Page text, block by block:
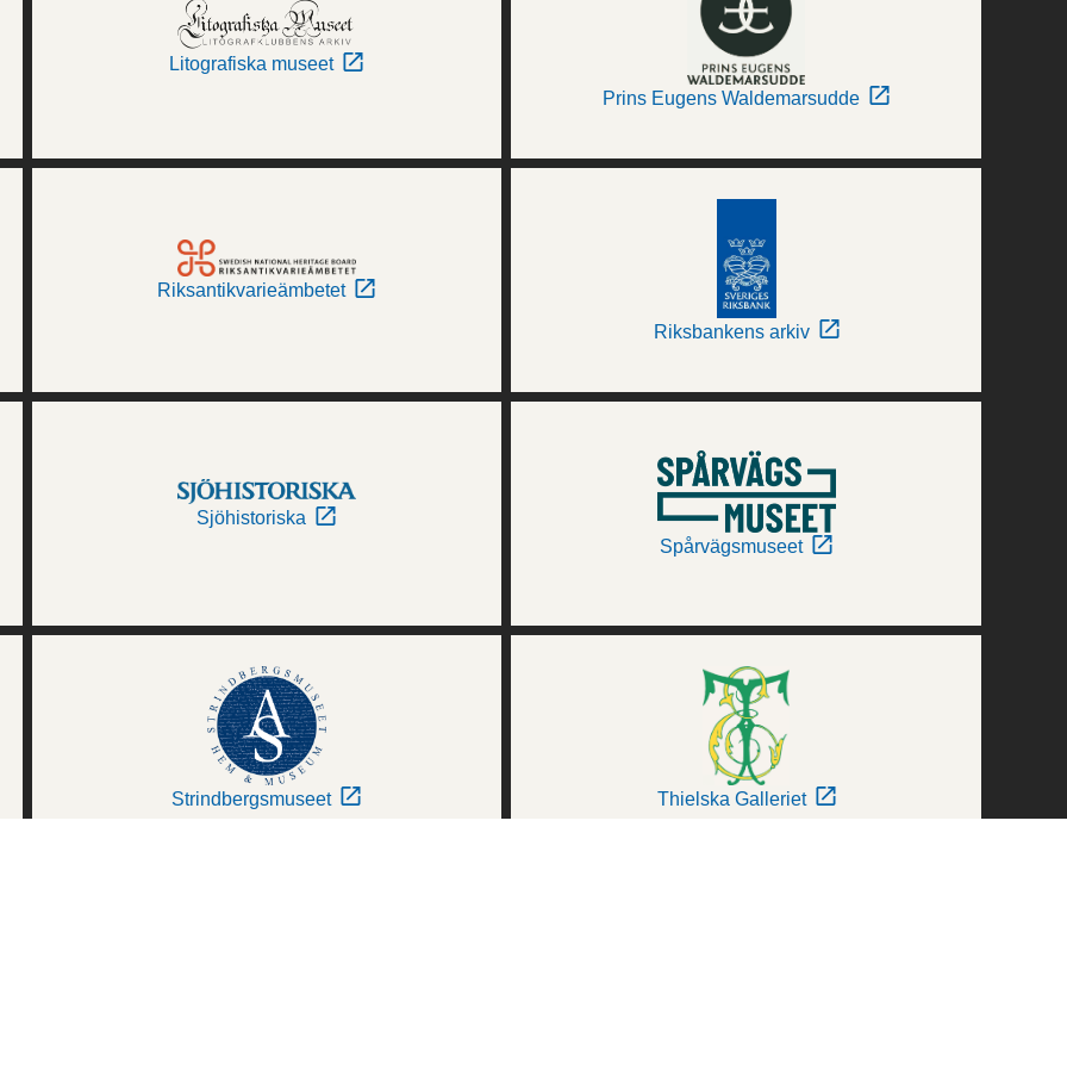
Litografiska museet
Prins Eugens Waldemarsudde
Riksantikvarieämbetet
Riksbankens arkiv
Sjöhistoriska
Spårvägsmuseet
Strindbergsmuseet Thielska Galleriet